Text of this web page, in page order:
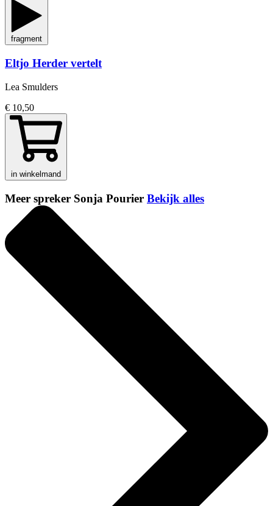
fragment
Eltjo Herder vertelt
Lea Smulders
€ 10,50
in winkelmand
Meer spreker Sonja Pourier Bekijk alles